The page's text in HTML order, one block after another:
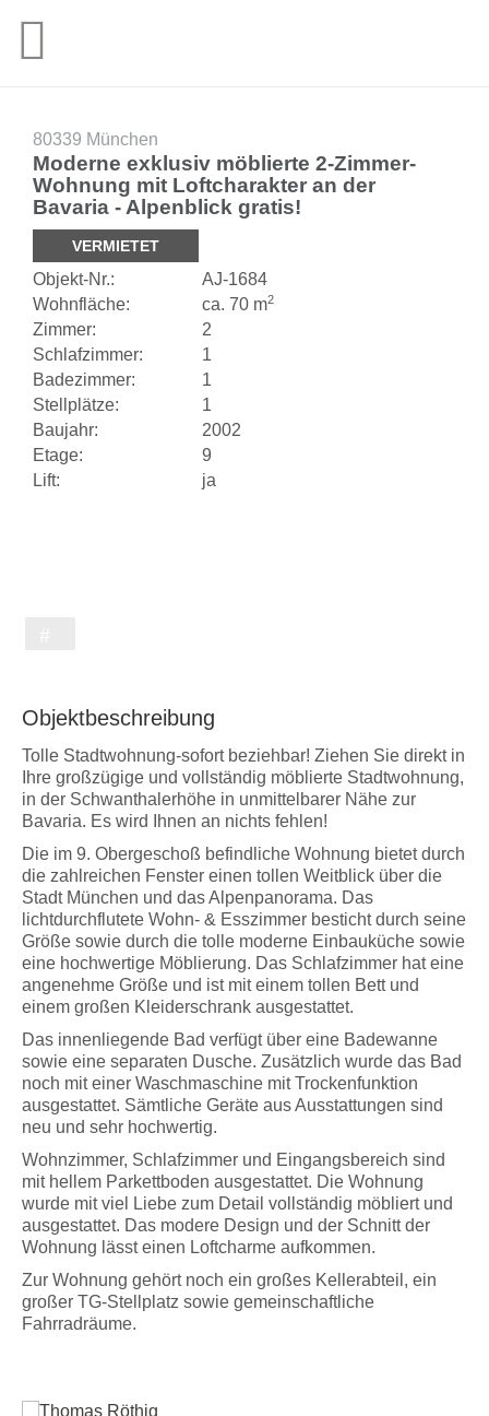
80339 München
Moderne exklusiv möblierte 2-Zimmer-
Wohnung mit Loftcharakter an der
Bavaria - Alpenblick gratis!
VERMIETET
Objekt-Nr.: AJ-1684
Wohnfläche:
ca. 70 m2
Zimmer:
2
Schlafzimmer:
1
Badezimmer:
1
Stellplätze:
1
Baujahr:
2002
Etage:
9
Lift:
ja
Objektbeschreibung
Tolle Stadtwohnung-sofort beziehbar! Ziehen Sie direkt in
Ihre großzügige und vollständig möblierte Stadtwohnung,
in der Schwanthalerhöhe in unmittelbarer Nähe zur
Bavaria. Es wird Ihnen an nichts fehlen!
Die im 9. Obergeschoß befindliche Wohnung bietet durch
die zahlreichen Fenster einen tollen Weitblick über die
Stadt München und das Alpenpanorama. Das
lichtdurchflutete Wohn- & Esszimmer besticht durch seine
Größe sowie durch die tolle moderne Einbauküche sowie
eine hochwertige Möblierung. Das Schlafzimmer hat eine
angenehme Größe und ist mit einem tollen Bett und
einem großen Kleiderschrank ausgestattet.
Das innenliegende Bad verfügt über eine Badewanne
sowie eine separaten Dusche. Zusätzlich wurde das Bad
noch mit einer Waschmaschine mit Trockenfunktion
ausgestattet. Sämtliche Geräte aus Ausstattungen sind
neu und sehr hochwertig.
Wohnzimmer, Schlafzimmer und Eingangsbereich sind
mit hellem Parkettboden ausgestattet. Die Wohnung
wurde mit viel Liebe zum Detail vollständig möbliert und
ausgestattet. Das modere Design und der Schnitt der
Wohnung lässt einen Loftcharme aufkommen.
Zur Wohnung gehört noch ein großes Kellerabteil, ein
großer TG-Stellplatz sowie gemeinschaftliche
Fahrradräume.
Thomas Röthig
(Assessor (jur.))
81679 München
+49 89 997297-0